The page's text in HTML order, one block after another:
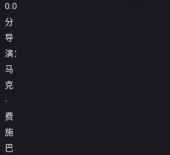
0.0
分
导
演：
马
克
·
费
施
巴